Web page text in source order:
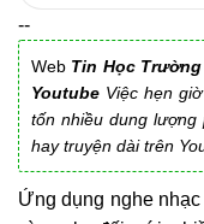
--
Web Tin Học
Youtube Việc hẹn
tốn nhiều dung lượng
hay truyện dài trên
Ứng dụng nghe